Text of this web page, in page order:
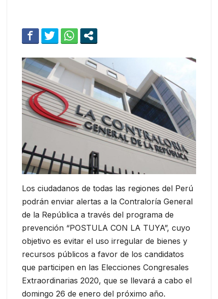
Los ciudadanos de todas las regiones del Perú
podrán enviar alertas a la Contraloría General
de la República a través del programa de
prevención “POSTULA CON LA TUYA”, cuyo
objetivo es evitar el uso irregular de bienes y
recursos públicos a favor de los candidatos
que participen en las Elecciones Congresales
Extraordinarias 2020, que se llevará a cabo el
domingo 26 de enero del próximo año.